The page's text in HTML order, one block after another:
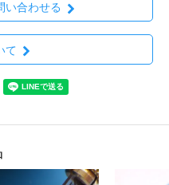
い合わせる
て